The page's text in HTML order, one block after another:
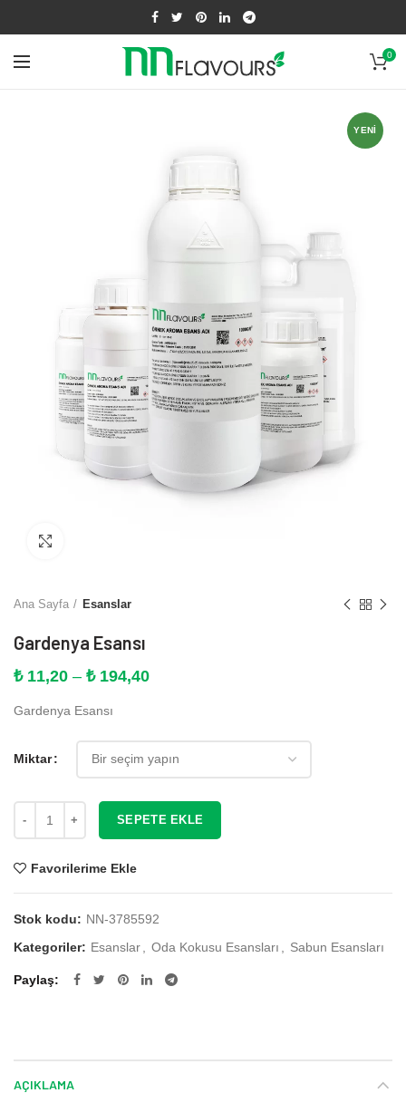
0
YENI
Ana Sayfa Esanslar
Gardenya Esansı
₺11,20 – ₺194,40Fiyat
Gardenya Esansı
Miktar
SEPETE EKLE
Favorilerime Ekle
Stok kodu: NN-3785592
Kategoriler: Esanslar Oda Kokusu Esansları Sabun Esansları
Paylaş
AÇIKLAMA